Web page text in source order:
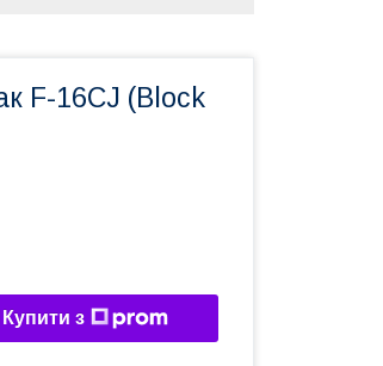
F-16CJ (Block
Купити з